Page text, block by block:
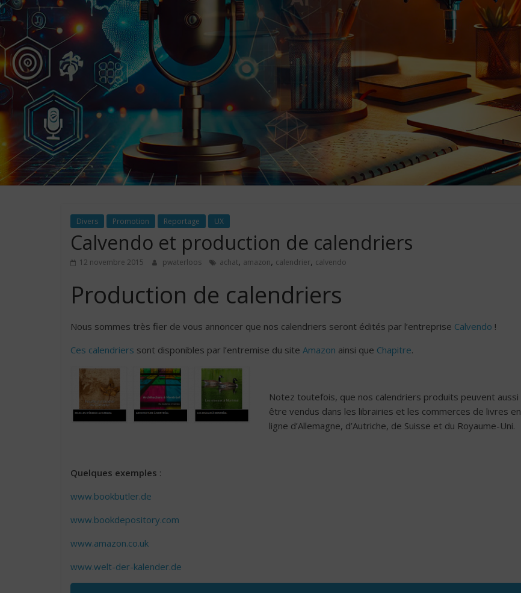
Divers Promotion Reportage UX
Calvendo et production de calendriers
12 novembre 2015 pwaterloos achat, amazon, calendrier, calvendo
Production de calendriers
Nous sommes très fier de vous annoncer que nos calendriers seront édités par l’entreprise Calvendo !
Ces calendriers sont disponibles par l’entremise du site Amazon ainsi que Chapitre.
Notez toutefois, que nos calendriers produits peuvent aussi
être vendus dans les librairies et les commerces de livres en
ligne d’Allemagne, d’Autriche, de Suisse et du Royaume-Uni.
Quelques exemples :
www.bookbutler.de
www.bookdepository.com
www.amazon.co.uk
www.welt-der-kalender.de